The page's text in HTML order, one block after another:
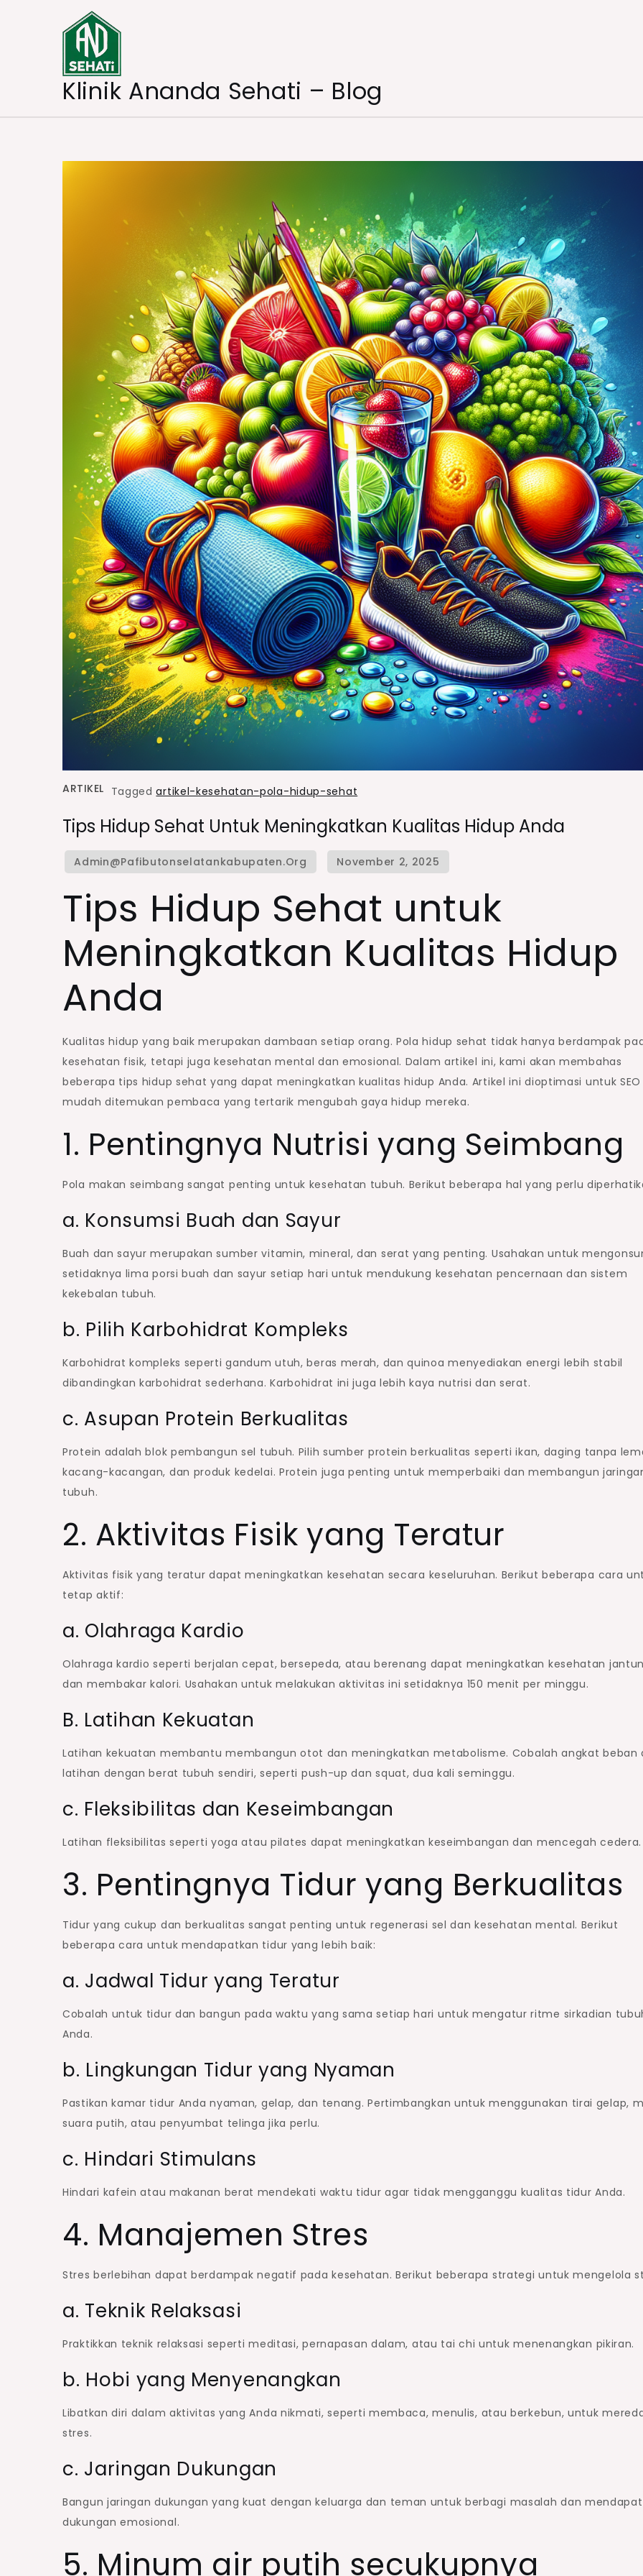
Klinik Ananda Sehati – Blog
ARTIKEL Taggedartikel-kesehatan-pola-hidup-sehat
Tips Hidup Sehat Untuk Meningkatkan Kualitas Hidup Anda
Tips Hidup Sehat untuk
Meningkatkan Kualitas Hidup
Anda
Kualitas hidup yang baik merupakan dambaan setiap orang. Pola hidup sehat tidak hanya berdampak
kesehatan fisik, tetapi juga kesehatan mental dan emosional. Dalam artikel ini, kami akan membahas
beberapa tips hidup sehat yang dapat meningkatkan kualitas hidup Anda. Artikel ini dioptimasi untuk
mudah ditemukan pembaca yang tertarik mengubah gaya hidup mereka.
1. Pentingnya Nutrisi yang Seimbang
Pola makan seimbang sangat penting untuk kesehatan tubuh. Berikut beberapa hal yang perlu
a. Konsumsi Buah dan Sayur
Buah dan sayur merupakan sumber vitamin, mineral, dan serat yang penting. Usahakan untuk
setidaknya lima porsi buah dan sayur setiap hari untuk mendukung kesehatan pencernaan dan sistem
kekebalan tubuh.
b. Pilih Karbohidrat Kompleks
Karbohidrat kompleks seperti gandum utuh, beras merah, dan quinoa menyediakan energi lebih stabil
dibandingkan karbohidrat sederhana. Karbohidrat ini juga lebih kaya nutrisi dan serat.
c. Asupan Protein Berkualitas
Protein adalah blok pembangun sel tubuh. Pilih sumber protein berkualitas seperti ikan, daging tanpa
kacang-kacangan, dan produk kedelai. Protein juga penting untuk memperbaiki dan membangun
tubuh.
2. Aktivitas Fisik yang Teratur
Aktivitas fisik yang teratur dapat meningkatkan kesehatan secara keseluruhan. Berikut beberapa cara
tetap aktif:
a. Olahraga Kardio
Olahraga kardio seperti berjalan cepat, bersepeda, atau berenang dapat meningkatkan kesehatan
dan membakar kalori. Usahakan untuk melakukan aktivitas ini setidaknya 150 menit per minggu.
B. Latihan Kekuatan
Latihan kekuatan membantu membangun otot dan meningkatkan metabolisme. Cobalah angkat beban
latihan dengan berat tubuh sendiri, seperti push-up dan squat, dua kali seminggu.
c. Fleksibilitas dan Keseimbangan
Latihan fleksibilitas seperti yoga atau pilates dapat meningkatkan keseimbangan dan mencegah cedera.
3. Pentingnya Tidur yang Berkualitas
Tidur yang cukup dan berkualitas sangat penting untuk regenerasi sel dan kesehatan mental. Berikut
beberapa cara untuk mendapatkan tidur yang lebih baik:
a. Jadwal Tidur yang Teratur
Cobalah untuk tidur dan bangun pada waktu yang sama setiap hari untuk mengatur ritme sirkadian
Anda.
b. Lingkungan Tidur yang Nyaman
Pastikan kamar tidur Anda nyaman, gelap, dan tenang. Pertimbangkan untuk menggunakan tirai gelap,
suara putih, atau penyumbat telinga jika perlu.
c. Hindari Stimulans
Hindari kafein atau makanan berat mendekati waktu tidur agar tidak mengganggu kualitas tidur Anda.
4. Manajemen Stres
Stres berlebihan dapat berdampak negatif pada kesehatan. Berikut beberapa strategi untuk mengelola
a. Teknik Relaksasi
Praktikkan teknik relaksasi seperti meditasi, pernapasan dalam, atau tai chi untuk menenangkan pikiran.
b. Hobi yang Menyenangkan
Libatkan diri dalam aktivitas yang Anda nikmati, seperti membaca, menulis, atau berkebun, untuk
stres.
c. Jaringan Dukungan
Bangun jaringan dukungan yang kuat dengan keluarga dan teman untuk berbagi masalah dan
dukungan emosional.
5. Minum air putih secukupnya